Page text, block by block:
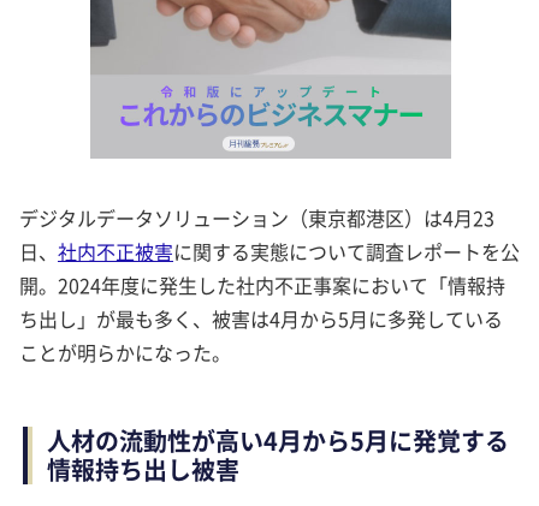
デジタルデータソリューション（東京都港区）は4月23
日、 社内不正被害に関する実態について調査レポートを公
開。2024年度に発生した社内不正事案において「情報持
ち出し」が最も多く、被害は4月から5月に多発している
ことが明らかになった。
人材の流動性が高い4月から5月に発覚する
情報持ち出し被害